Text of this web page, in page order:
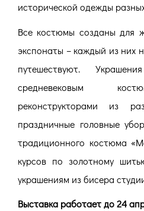
исторической одежды
Все костюмы созданы для
экспонаты – каждый из них
путешествуют.
средневековым
реконструкторами из
праздничные головные
традиционного костюма
курсов по золотному
украшениям из бисера
Выставка работает до 24